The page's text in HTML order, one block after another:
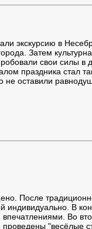
экскурсию в
Затем
свои силы в
праздника стал
не оставили
После
В
Во
"весёлые